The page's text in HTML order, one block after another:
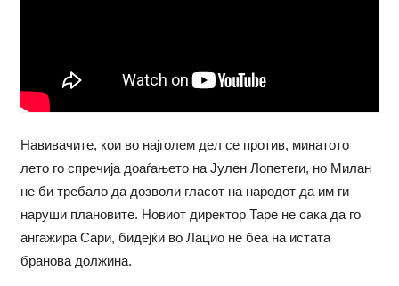
Навивачите, кои во најголем дел се против, минатото
лето го спречија доаѓањето на Јулен Лопетеги, но Милан
не би требало да дозволи гласот на народот да им ги
наруши плановите. Новиот директор Таре не сака да го
ангажира Сари, бидејќи во Лацио не беа на истата
бранова должина.